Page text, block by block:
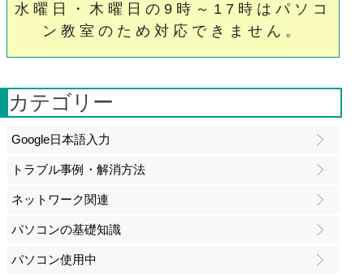
水曜日・木曜日の9時～17時はパソコ
ン教室のため対応できません。
カテゴリー
Google日本語入力
トラブル事例・解消方法
ネットワーク関連
パソコンの基礎知識
パソコン使用中